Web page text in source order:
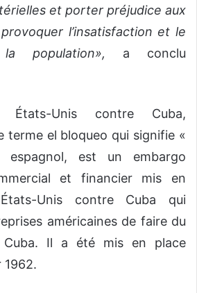
et porter préjudice aux
l’insatisfaction et le
population», a conclu
États-Unis contre Cuba,
terme el bloqueo qui signifie «
est un embargo
et financier mis en
Unis contre Cuba qui
américaines de faire du
Cuba. Il a été mis en place
1962.